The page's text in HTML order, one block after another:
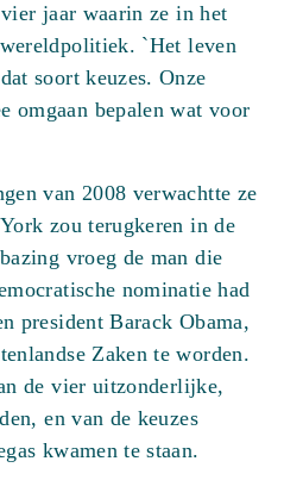
jaar waarin ze in het
`Het leven
soort keuzes. Onze
omgaan bepalen wat voor
van 2008 verwachtte ze
zou terugkeren in de
vroeg de man die
nominatie had
president Barack Obama,
Zaken te worden.
de vier uitzonderlijke,
en van de keuzes
kwamen te staan.